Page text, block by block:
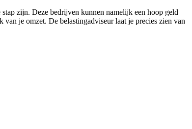
zijn. Deze bedrijven kunnen namelijk een hoop geld
je omzet. De belastingadviseur laat je precies zien van